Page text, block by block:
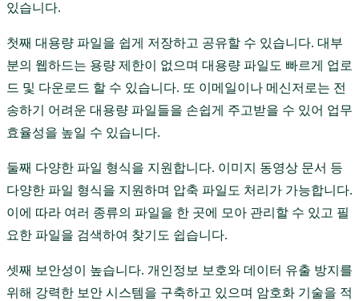
있습니다.
첫째 대용량 파일을 쉽게 저장하고 공유할 수 있습니다. 대부
분의 웹하드는 용량 제한이 없으며 대용량 파일도 빠르게 업로
드 및 다운로드 할 수 있습니다. 또 이메일이나 메신저로는 전
송하기 어려운 대용량 파일들을 손쉽게 주고받을 수 있어 업무
효율성을 높일 수 있습니다.
둘째 다양한 파일 형식을 지원합니다. 이미지 동영상 문서 등
다양한 파일 형식을 지원하며 압축 파일도 처리가 가능합니다.
이에 따라 여러 종류의 파일을 한 곳에 모아 관리할 수 있고 필
요한 파일을 검색하여 찾기도 쉽습니다.
셋째 보안성이 높습니다. 개인정보 보호와 데이터 유출 방지를
위해 강력한 보안 시스템을 구축하고 있으며 암호화 기술을 적